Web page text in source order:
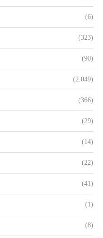
(6)
(323)
(90)
(2.049)
(366)
(29)
(14)
(22)
(41)
(1)
(8)